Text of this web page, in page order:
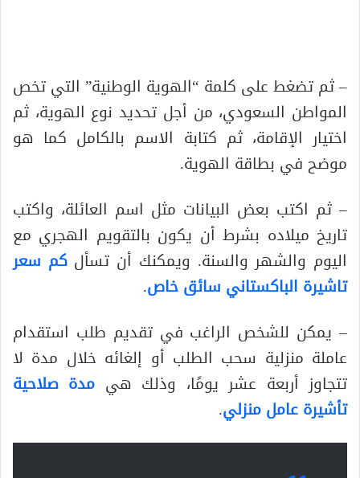
– ثم تضغط على كلمة “الهوية الوطنية” التي تخص
المواطن السعودي، من أجل تحديد نوع الهوية، ثم
اختيار الإقامة، ثم كتابة الاسم بالكامل كما هو
موضح في بطاقة الهوية.
– ثم اكتب بعض البيانات مثل اسم العائلة، واكتب
تاريخ ميلاده بشرط أن يكون بالتقويم الهجري مع
اليوم والشهر والسنة. ويمكنك أن تسأل كم سعر
تاشيرة الباكستاني سائق خاص.
– يمكن للشخص الراغب في تقديم طلب استقدام
عاملة منزلية سحب الطلب أو إلغائه خلال مدة لا
تتجاوز أربعة عشر يومًا، وذلك هي مدة صلاحية
تأشيرة عامل منزلي.